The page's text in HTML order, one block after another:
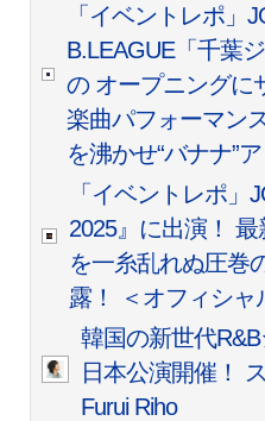
「イベントレポ」
B.LEAGUE「千葉
の オープニングに
楽曲パフォーマン
を沸かせ“バナナ”ア
「イベントレポ」
2025』に出演！ 最
を一糸乱れぬ圧巻
露！ ＜オフィシャ
韓国の新世代
日本公演開催！
Furui Riho